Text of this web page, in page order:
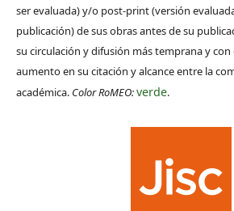
ser evaluada) y/o post-print (versión
publicación) de sus obras antes de su
su circulación y difusión más temprana y
aumento en su citación y alcance entre la
académica. Color RoMEO:verde.